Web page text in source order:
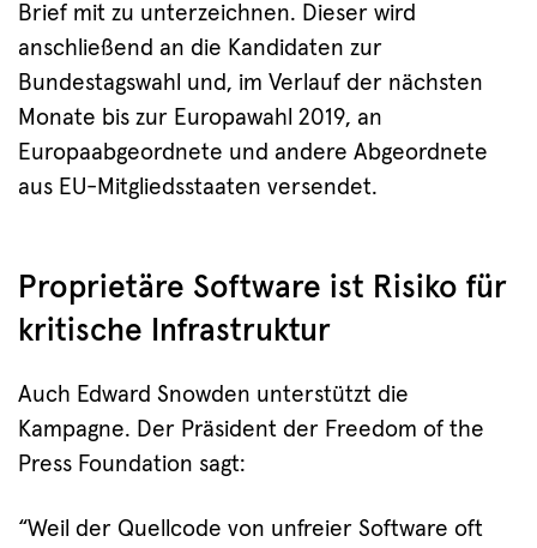
Brief mit zu unterzeichnen. Dieser wird
anschließend an die Kandidaten zur
Bundestagswahl und, im Verlauf der nächsten
Monate bis zur Europawahl 2019, an
Europaabgeordnete und andere Abgeordnete
aus EU-Mitgliedsstaaten versendet.
Proprietäre Software ist Risiko für
kritische Infrastruktur
Auch Edward Snowden unterstützt die
Kampagne. Der Präsident der Freedom of the
Press Foundation sagt:
“Weil der Quellcode von unfreier Software oft